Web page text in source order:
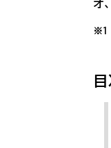
オ
※1